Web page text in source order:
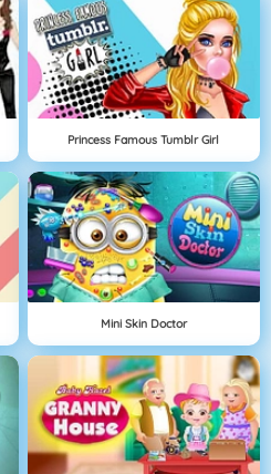
Princess Famous Tumblr Girl
Mini Skin Doctor